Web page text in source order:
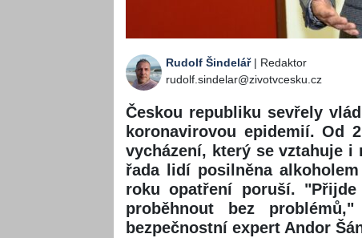
Rudolf Šindelář| Redaktor
rudolf.sindelar@zivotvcesku.cz
Českou republiku sevřely
koronavirovou epidemií. Od
vycházení, který se vztahuje i
řada lidí posilněna
roku opatření poruší.
proběhnout bez
bezpečnostní expert Andor